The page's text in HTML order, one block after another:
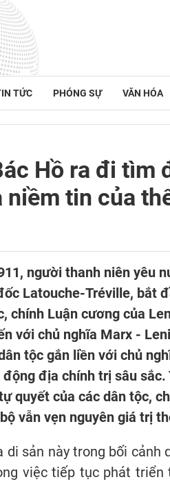
TỨC PHÓNG SỰ VĂN HÓA
Hồ ra đi
tin của
người thanh niên yêu
Latouche-Tréville, bắt
chính Luận cương của
với chủ nghĩa Marx -
tộc gắn liền với chủ
địa chính trị sâu
quyết của các dân tộc,
vẫn vẹn nguyên giá trị
sản này trong bối cảnh
việc tiếp tục phát